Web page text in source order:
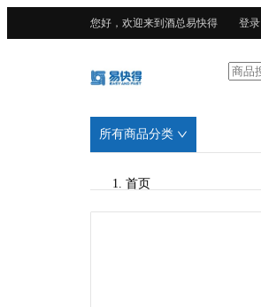
您好，欢迎来到酒总易快得 登录
所有商品分类
首页